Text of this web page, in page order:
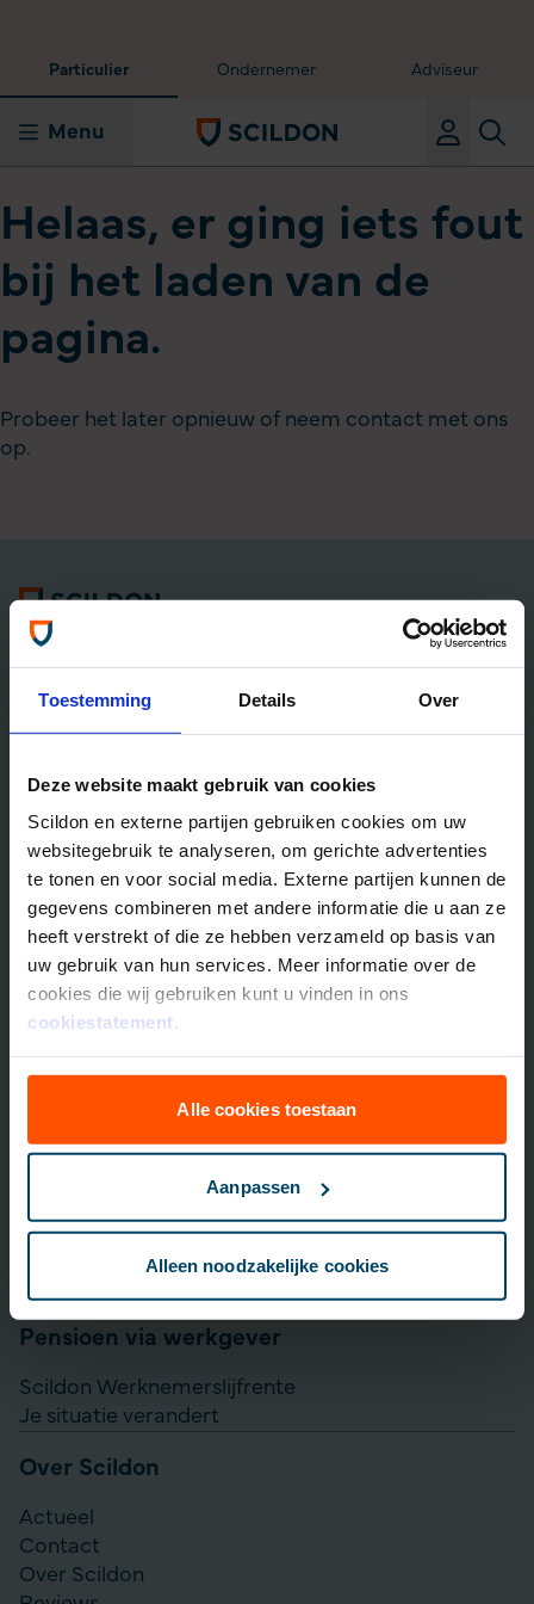
Toestemming Details Over
Deze website maakt gebruik van cookies
Scildon en externe partijen gebruiken cookies om uw
websitegebruik te analyseren, om gerichte advertenties
te tonen en voor social media. Externe partijen kunnen de
gegevens combineren met andere informatie die u aan ze
heeft verstrekt of die ze hebben verzameld op basis van
uw gebruik van hun services. Meer informatie over de
cookies die wij gebruiken kunt u vinden in ons
cookiestatement.
Alle cookies toestaan
Aanpassen
Alleen noodzakelijke cookies
Particulier Ondernemer Adviseur
Menu
Helaas, er ging iets fout
bij het laden van de
pagina.
Probeer het later opnieuw of neem contact met ons
op.
Algemene informatie
Scildon Lifestyle ORV
Lifestyle Hypotheek ORV
Lifestyle Stoppen met Roken ORV
Scildon Huur ORV
Scildon Compagnonsverzekering
Beleggen
Vergelijk beleggingsfondsen
Lijfrente opbouwen
Particulier Pensioen Plan
Scildon Easy B
Direct Ingaande Lijfrente
Pensioen via werkgever
Scildon Werknemerslijfrente
Je situatie verandert
Over Scildon
Actueel
Contact
Over Scildon